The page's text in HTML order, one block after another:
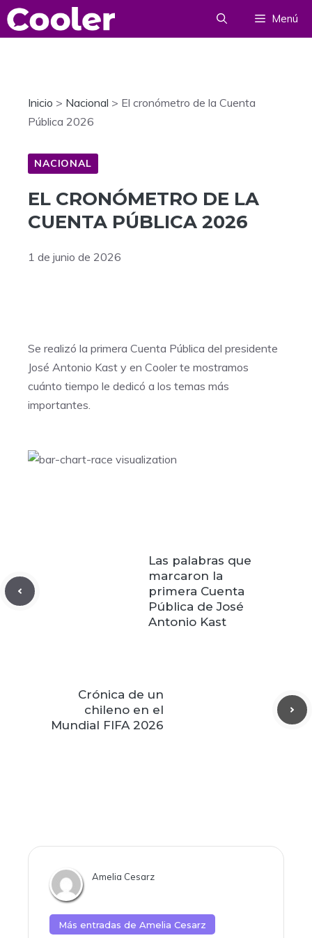
Saltar
al
Menú
Inicio > Nacional > El cronómetro de la Cuenta
Pública 2026
NACIONAL
EL CRONÓMETRO DE LA
CUENTA PÚBLICA 2026
1 de junio de 2026
Se realizó la primera Cuenta Pública del presidente
José Antonio Kast y en Cooler te mostramos
cuánto tiempo le dedicó a los temas más
importantes.
Las palabras que
marcaron la
primera Cuenta
Pública de José
Antonio Kast
Crónica de un
chileno en el
Mundial FIFA 2026
Amelia Cesarz
Más entradas de Amelia Cesarz